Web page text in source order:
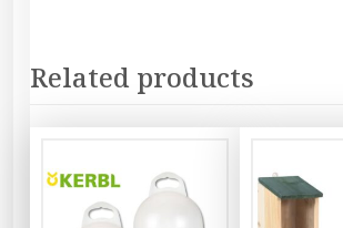
Related products